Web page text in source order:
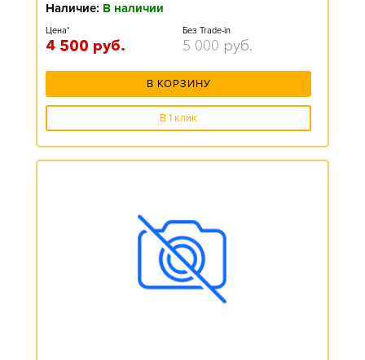
Наличие: В наличии
Цена*
4 500 руб.
Без Trade-in
5 000 руб.
В КОРЗИНУ
В 1 клик